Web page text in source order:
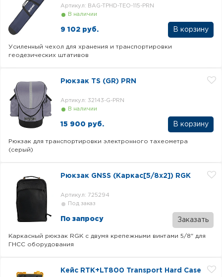
В наличии
Артикул: BAG-TPHD-TEO-115-PRN
9 102 руб.
Усиленный чехол для хранения и транспортировки
геодезических штативов
Рюкзак TS (GR) PRN
В наличии
Артикул: 32143-G-PRN
15 900 руб.
Рюкзак для транспортировки электронного тахеометра
(серый)
Рюкзак GNSS (Каркас[5/8x2]) RGK
Под заказ
Артикул: 725294
По запросу Заказать
Каркасный рюкзак RGK с двумя крепежными винтами 5/8" для
ГНСС оборудования
Кейс RTK+LT800 Transport Hard Case